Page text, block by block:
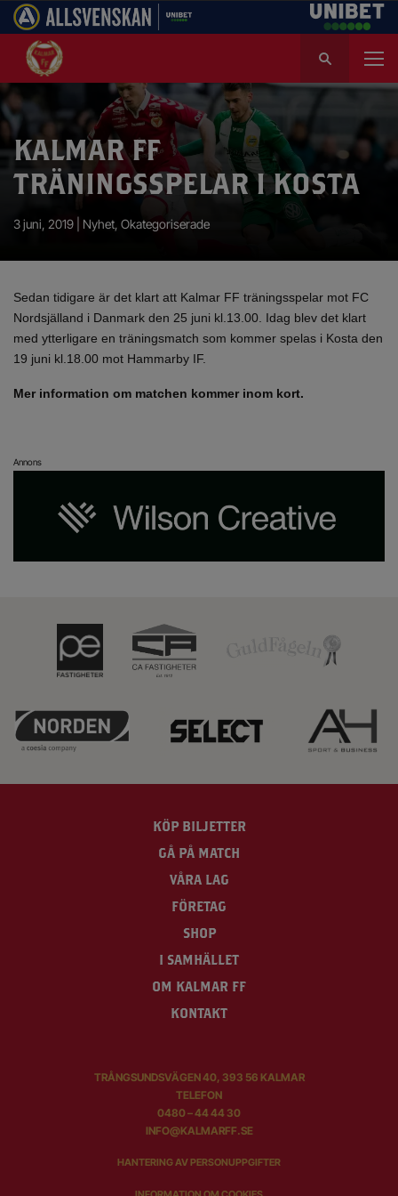
k
r
KALMAR FF
TRÄNINGSSPELAR I KOSTA
3 juni, 2019 | Nyhet, Okategoriserade
Sedan tidigare är det klart att Kalmar FF träningsspelar mot FC
Nordsjälland i Danmark den 25 juni kl.13.00. Idag blev det klart
med ytterligare en träningsmatch som kommer spelas i Kosta den
19 juni kl.18.00 mot Hammarby IF.
Mer information om matchen kommer inom kort.
Annons
KÖP BILJETTER
GÅ PÅ MATCH
VÅRA LAG
FÖRETAG
SHOP
I SAMHÄLLET
OM KALMAR FF
KONTAKT
TRÅNGSUNDSVÄGEN 40, 393 56 KALMAR
TELEFON
0480 – 44 44 30
INFO@KALMARFF.SE
HANTERING AV PERSONUPPGIFTER